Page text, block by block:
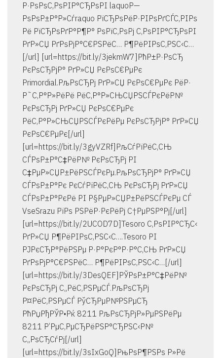
Р·РѕРѕС‚РѕРІР°СЂРѕРІ laquoР—
РѕРѕР±Р°Р»Сѓraquo РїСЂРѕРёР·РІРѕРґСЃС‚РІРѕ
Рё РїСЂРѕРґР°Р¶Р° РѕРїС‚РѕРј С‚РѕРІР°СЂРѕРІ
РґР»СЏ РґРѕРјР°С€РЅРёС… Р¶РёРІРѕС‚РЅС‹С…
[/url] [url=https://bit.ly/3jekmW7]РћР±Р·РѕСЂ
РєРѕСЂРјР° РґР»СЏ РєРѕС€РµРє
Primordial.РљРѕСЂРј РґР»СЏ РєРѕС€РµРє РёР·
Р˜С‚Р°Р»РёРё РёС‚Р°Р»СЊСЏРЅСЃРєРёР№
РєРѕСЂРј РґР»СЏ РєРѕС€РµРє
РёС‚Р°Р»СЊСЏРЅСЃРєРёРµ РєРѕСЂРјР° РґР»СЏ
РєРѕС€РµРє[/url]
[url=https://bit.ly/3gyVZRf]РљСѓРїРёС‚СЊ
СЃРѕР±Р°С‡РёР№ РєРѕСЂРј РІ
С‡РµР»СЏР±РёРЅСЃРєРµ.РљРѕСЂРјР° РґР»СЏ
СЃРѕР±Р°Рє РєСѓРїРёС‚СЊ РєРѕСЂРј РґР»СЏ
СЃРѕР±Р°РєРё РІ Р§РµР»СЏР±РёРЅСЃРєРµ СЃ
VseSrazu РїРѕ РЅРёР·РєРёРј С†РµРЅР°Рј[/url]
[url=https://bit.ly/2UCOD7D]Tesoro С‚РѕРІР°СЂС‹
РґР»СЏ Р¶РёРІРѕС‚РЅС‹С….Tesoro РІ
РЈРєСЂР°РёРЅРµ Р·Р°РєР°Р·Р°С‚СЊ РґР»СЏ
РґРѕРјР°С€РЅРёС… Р¶РёРІРѕС‚РЅС‹С…[/url]
[url=https://bit.ly/3DesQEF]РЎРѕР±Р°С‡РёР№
РєРѕСЂРј С„РёС‚РЅРµСЃ.РљРѕСЂРј
Р¤РёС‚РЅРµСЃ РўСЂРµР№РЅРµСЂ
РћРџРђРЎР•Рќ 8211 РљРѕСЂРјР»РµРЅРёРµ
8211 Р’РµС‚РµСЂРёРЅР°СЂРЅС‹Р№
С„РѕСЂСѓРј[/url]
[url=https://bit.ly/3sIxGoQ]РњРѕР¶РЅРѕ Р»Рё